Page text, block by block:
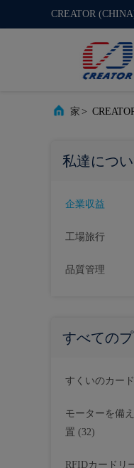
CREATOR
家 >
私達につ
企業収益
工場旅行
品質管理
すべての
すくいのカー
モーターを備
置 (32)
RFIDカードリ